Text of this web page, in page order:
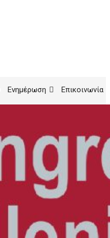
Ενημέρωση Επικοινωνία